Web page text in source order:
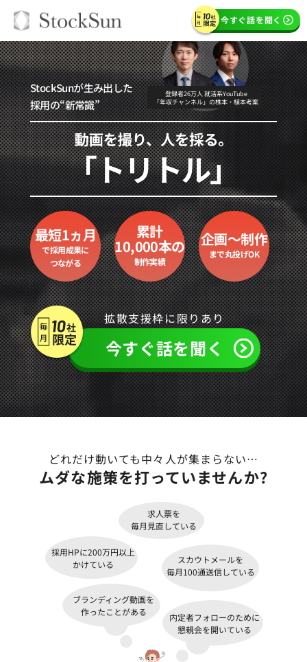
今すぐ話を聞く
StockSunが生み出した
採用の“新常識”
登録者26万人 就活系YouTube
「年収チャンネル」の株本・植本考案
最短1ヵ月
で採用成果に
つながる
累計
10,000本の
制作実績
企画～制作
まで丸投げOK
拡散支援枠に限りあり
今すぐ話を聞く
どれだけ動いても中々人が集まらない…
ムダな施策を打っていませんか?
採用HPに200万円以上
かけている
求人票を
毎月見直している
スカウトメールを
毎月100通送信している
ブランディング動画を
作ったことがある
内定者フォローのために
懇親会を開いている